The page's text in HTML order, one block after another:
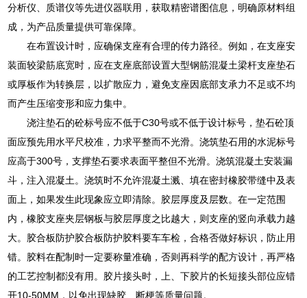
分析仪、质谱仪等先进仪器联用，获取精密谱图信息，明确原材料组
成，为产品质量提供可靠保障。
在布置设计时，应确保支座有合理的传力路径。例如，在支座安
装面较梁筋底宽时，应在支座底部设置大型钢筋混凝土梁杆支座垫石
或厚板作为转换层，以扩散应力，避免支座因底部支承力不足或不均
而产生压缩变形和应力集中。
浇注垫石的砼标号应不低于C30号或不低于设计标号，垫石砼顶
面应预先用水平尺校准，力求平整而不光滑。浇筑垫石用的水泥标号
应高于300号，支撑垫石要求表面平整但不光滑。浇筑混凝土安装漏
斗，注入混凝土。浇筑时不允许混凝土溅、填在密封橡胶带缝中及表
面上，如果发生此现象应立即清除。胶层厚度及层数。在一定范围
内，橡胶支座夹层钢板与胶层厚度之比越大，则支座的竖向承载力越
大。胶合板防护胶合板防护胶料要车车检，合格否做好标识，防止用
错。胶料在配制时一定要称量准确，否则再科学的配方设计，再严格
的工艺控制都没有用。胶片接头时，上、下胶片的长短接头部位应错
开10-50MM，以免出现缺胶、断梗等质量问题。